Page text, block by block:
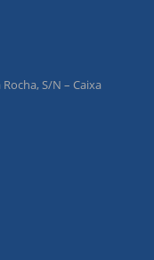
S/N – Caixa